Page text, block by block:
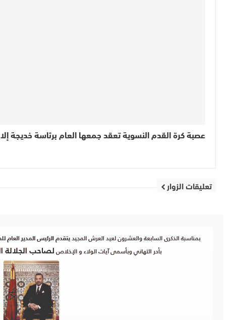
عصبة كرة القدم النسوية تعقد جمعها العام برئاسة خديجة إلا
تعليقات الزوار